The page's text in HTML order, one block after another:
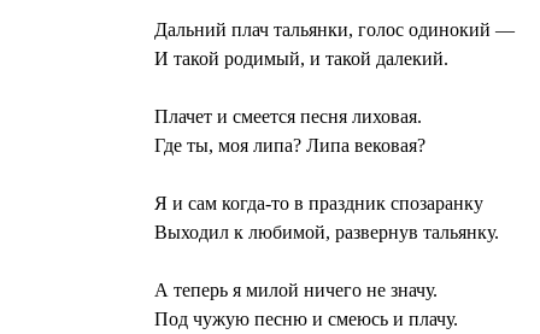
Дальний плач тальянки, голос одинокий —
И такой родимый, и такой далекий.
Плачет и смеется песнялиховая.
Где ты, моя липа? Липа вековая?
Я и сам когда-то в праздник спозаранку
Выходил к любимой, развернув тальянку.
А теперь я милой ничего не значу.
Под чужую песню и смеюсь и плачу.